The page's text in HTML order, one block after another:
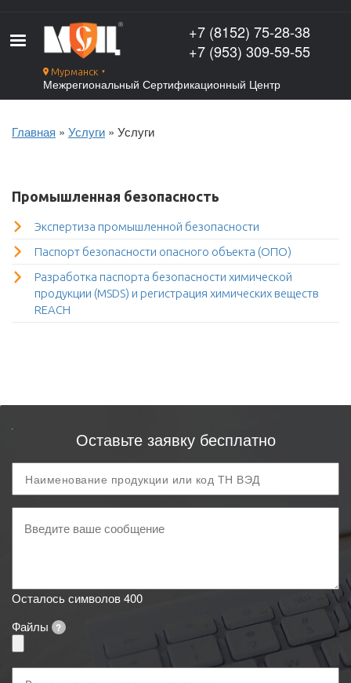
основному
содержанию
Мурманск ▼
Межрегиональный Сертификационный Центр
+7 (8152) 75-28-38
+7 (953) 309-59-55
Главная Услуги Услуги
Промышленная безопасность
Экспертиза промышленной безопасности
Паспорт безопасности опасного объекта (ОПО)
Разработка паспорта безопасности химической
продукции (MSDS) и регистрация химических веществ
REACH
Оставьте заявку бесплатно
код
ТН
ВЭД
сообщение
Осталось символов400
Файлы
?